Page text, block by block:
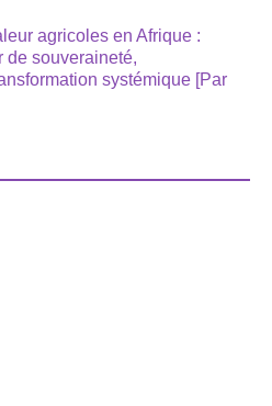
agricoles en Afrique :
de souveraineté,
systémique [Par